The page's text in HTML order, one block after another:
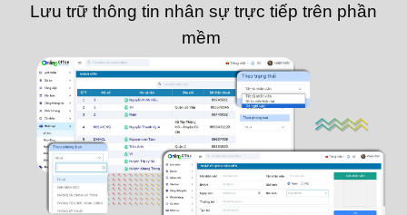
Lưu trữ thông tin nhân sự trực tiếp trên phần
mềm